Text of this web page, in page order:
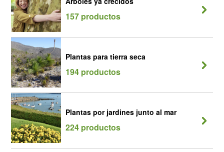
157 productos
Plantas para tierra seca
194 productos
Plantas por jardines junto al mar
224 productos